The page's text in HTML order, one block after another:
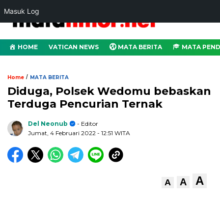
Masuk Log
HOME VATICAN NEWS MATA BERITA MATA
Home / MATA BERITA
Diduga, Polsek Wedomu bebaskan
Terduga Pencurian Ternak
Del Neonub
- Editor
Jumat, 4 Februari 2022 - 12:51 WITA
A A A